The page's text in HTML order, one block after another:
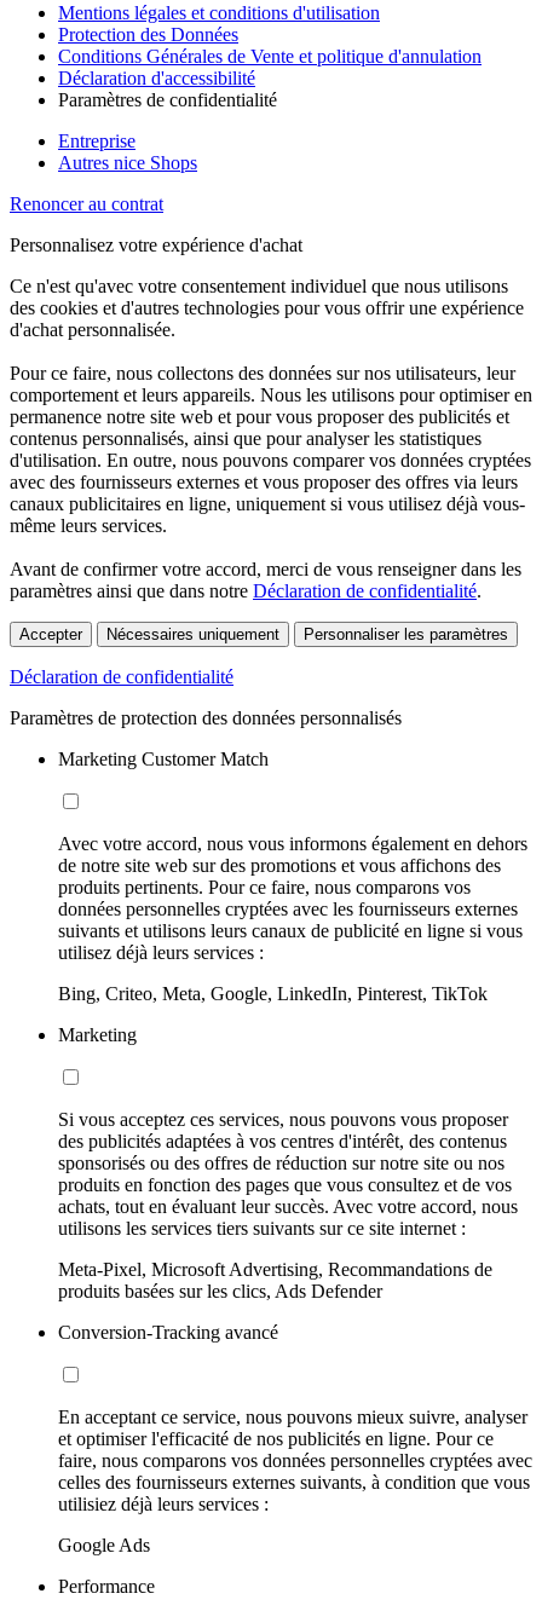
Mentions légales et conditions d'utilisation
Protection des Données
Conditions Générales de Vente et politique d'annulation
Déclaration d'accessibilité
Paramètres de confidentialité
Entreprise
Autres nice Shops
Renoncer au contrat
Personnalisez votre expérience d'achat
Ce n'est qu'avec votre consentement individuel que nous utilisons
des cookies et d'autres technologies pour vous offrir une expérience
d'achat personnalisée.
Pour ce faire, nous collectons des données sur nos utilisateurs, leur
comportement et leurs appareils. Nous les utilisons pour optimiser en
permanence notre site web et pour vous proposer des publicités et
contenus personnalisés, ainsi que pour analyser les statistiques
d'utilisation. En outre, nous pouvons comparer vos données cryptées
avec des fournisseurs externes et vous proposer des offres via leurs
canaux publicitaires en ligne, uniquement si vous utilisez déjà vous-
même leurs services.
Avant de confirmer votre accord, merci de vous renseigner dans les
paramètres ainsi que dans notre Déclaration de confidentialité.
Accepter Nécessaires uniquement Personnaliser les paramètres
Déclaration de confidentialité
Paramètres de protection des données personnalisés
Marketing Customer Match
Avec votre accord, nous vous informons également en dehors
de notre site web sur des promotions et vous affichons des
produits pertinents. Pour ce faire, nous comparons vos
données personnelles cryptées avec les fournisseurs externes
suivants et utilisons leurs canaux de publicité en ligne si vous
utilisez déjà leurs services :
Bing, Criteo, Meta, Google, LinkedIn, Pinterest, TikTok
Marketing
Si vous acceptez ces services, nous pouvons vous proposer
des publicités adaptées à vos centres d'intérêt, des contenus
sponsorisés ou des offres de réduction sur notre site ou nos
produits en fonction des pages que vous consultez et de vos
achats, tout en évaluant leur succès. Avec votre accord, nous
utilisons les services tiers suivants sur ce site internet :
Meta-Pixel, Microsoft Advertising, Recommandations de
produits basées sur les clics, Ads Defender
Conversion-Tracking avancé
En acceptant ce service, nous pouvons mieux suivre, analyser
et optimiser l'efficacité de nos publicités en ligne. Pour ce
faire, nous comparons vos données personnelles cryptées avec
celles des fournisseurs externes suivants, à condition que vous
utilisiez déjà leurs services :
Google Ads
Performance